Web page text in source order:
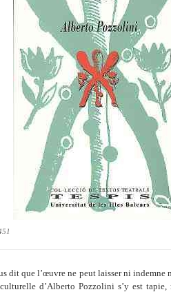
dit que l’œuvre ne peut laisser ni
d’Alberto Pozzolini s’y est tapie,